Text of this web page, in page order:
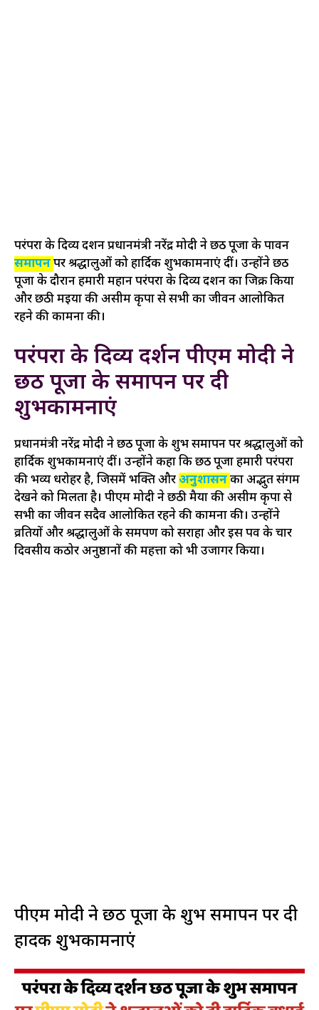
परंपरा के दिव्य दर्शन प्रधानमंत्री नरेंद्र मोदी ने छठ पूजा के पावन
समापनपर श्रद्धालुओं को हार्दिक शुभकामनाएं दीं। उन्होंने छठ
पूजा के दौरान हमारी महान परंपरा के दिव्य दर्शन का जिक्र किया
और छठी मईया की असीम कृपा से सभी का जीवन आलोकित
रहने की कामना की।
परंपरा के दिव्य दर्शन पीएम मोदी ने
छठ पूजा के समापन पर दी
शुभकामनाएं
प्रधानमंत्री नरेंद्र मोदी ने छठ पूजा के शुभ समापन पर श्रद्धालुओं को
हार्दिक शुभकामनाएं दीं। उन्होंने कहा कि छठ पूजा हमारी परंपरा
की भव्य धरोहर है, जिसमें भक्ति औरअनुशासनका अद्भुत संगम
देखने को मिलता है। पीएम मोदी ने छठी मैया की असीम कृपा से
सभी का जीवन सदैव आलोकित रहने की कामना की। उन्होंने
व्रतियों और श्रद्धालुओं के समर्पण को सराहा और इस पर्व के चार
दिवसीय कठोर अनुष्ठानों की महत्ता को भी उजागर किया।
पीएम मोदी ने छठ पूजा के शुभ समापन पर दी
हार्दिक शुभकामनाएं